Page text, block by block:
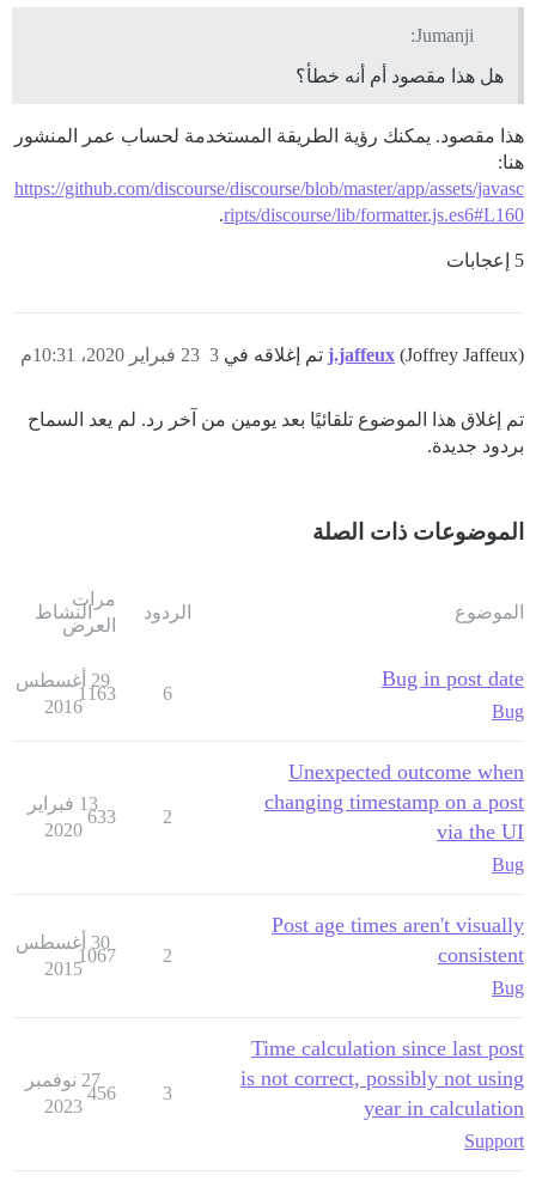
Jumanji:
هل هذا مقصود أم أنه خطأ؟
هذا مقصود. يمكنك رؤية الطريقة المستخدمة لحساب عمر المنشور
هنا:
https://github.com/discourse/discourse/blob/master/app/assets/javasc
ripts/discourse/lib/formatter.js.es6#L160
.
5 إعجابات
j.jaffeux (Joffrey Jaffeux) تم إغلاقه في 23 فبراير 2020، 10:31م 3
تم إغلاق هذا الموضوع تلقائيًا بعد يومين من آخر رد. لم يعد السماح
بردود جديدة.
الموضوعات ذات الصلة
الموضوع الردود
مرات
العرض
النشاط
Bug in post date
Bug
6
1163
29 أغسطس
2016
Unexpected outcome when
changing timestamp on a post
via the UI
Bug
2
633
13 فبراير
2020
Post age times aren't visually
consistent
Bug
2
1067
30 أغسطس
2015
Time calculation since last post
is not correct, possibly not using
year in calculation
Support
3
456
27 نوفمبر
2023